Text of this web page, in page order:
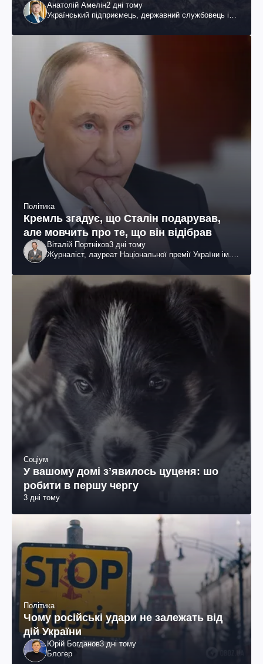
Анатолій Амелін2 дні тому
Український підприємець, державний службовець і
Політика
Кремль згадує, що Сталін подарував,
але мовчить про те, що він відібрав
Віталій Портніков3 дні тому
Журналіст, лауреат Національної премії України ім.
Соціум
У вашому домі зʼявилось цуценя: шо
робити в першу чергу
3 дні тому
Політика
Чому російські удари не залежать від
дій України
Юрій Богданов3 дні тому
Блогер